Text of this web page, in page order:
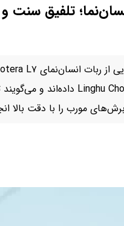
تلفیق سنت
مورب را با دقت بالا